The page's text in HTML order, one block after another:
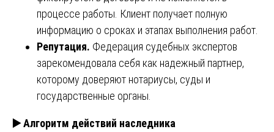
процессе работы. Клиент получает полную
информацию о сроках и этапах выполнения работ.
Репутация. Федерация судебных экспертов
зарекомендовала себя как надежный партнер,
которому доверяют нотариусы, суды и
государственные органы.
▶️ Алгоритм действий наследника